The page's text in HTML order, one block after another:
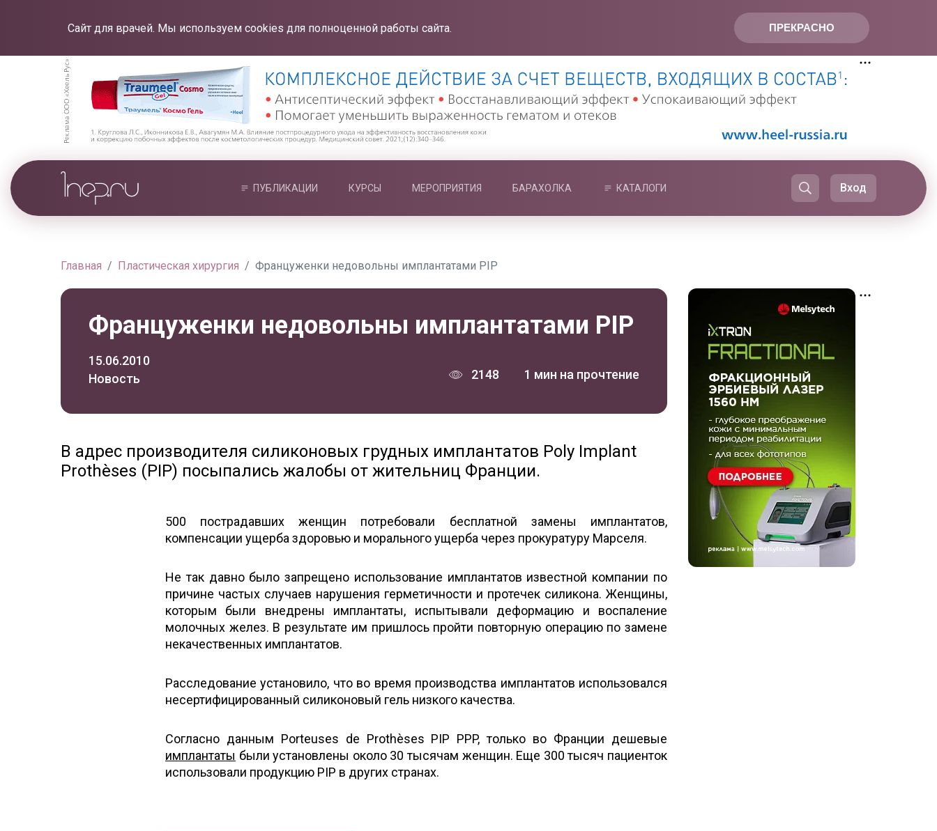
ПРЕКРАСНО
Сайт для врачей. Мы используем cookies для полноценной работы сайта.
ПУБЛИКАЦИИ КУРСЫ МЕРОПРИЯТИЯ БАРАХОЛКА КАТАЛОГИ Вход
Главная Пластическая хирургия Француженки недовольны имплантатами PIP
Француженки недовольны имплантатами PIP
15.06.2010
Новость
2148 1 мин на прочтение
В адрес производителя силиконовых грудных имплантатов Poly Implant
Prothèses (PIP) посыпались жалобы от жительниц Франции.
500 пострадавших женщин потребовали бесплатной замены имплантатов,
компенсации ущерба здоровью и морального ущерба через прокуратуру Марселя.
Не так давно было запрещено использование имплантатов известной компании по
причине частых случаев нарушения герметичности и протечек силикона. Женщины,
которым были внедрены имплантаты, испытывали деформацию и воспаление
молочных желез. В результате им пришлось пройти повторную операцию по замене
некачественных имплантатов.
Расследование установило, что во время производства имплантатов использовался
несертифицированный силиконовый гель низкого качества.
Согласно данным Porteuses de Prothèses PIP PPP, только во Франции дешевые
имплантаты были установлены около 30 тысячам женщин. Еще 300 тысяч пациенток
использовали продукцию PIP в других странах.